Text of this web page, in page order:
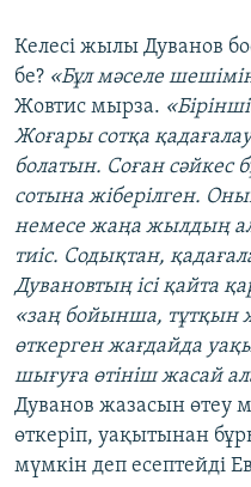
Келесі жылы Дуванов
бе? «Бұл мәселе
Жовтис мырза.
Жоғары сотқа
болатын. Соған сәйкес
сотына жіберілген.
немесе жаңа жылдың
тиіс. Содықтан,
Дувановтың ісі қайта
«заң бойынша, тұтқын
өткерген жағдайда
шығуға өтініш жасай
Дуванов жазасын өтеу
өткеріп, уақытынан
мүмкін деп есептейді